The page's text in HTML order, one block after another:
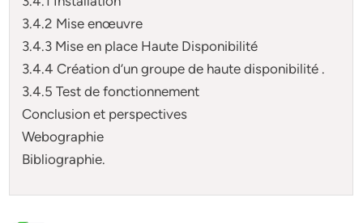
3.4.2 Mise enœuvre
3.4.3 Mise en place Haute Disponibilité
3.4.4 Création d’un groupe de haute disponibilité .
3.4.5 Test de fonctionnement
Conclusion et perspectives
Webographie
Bibliographie.